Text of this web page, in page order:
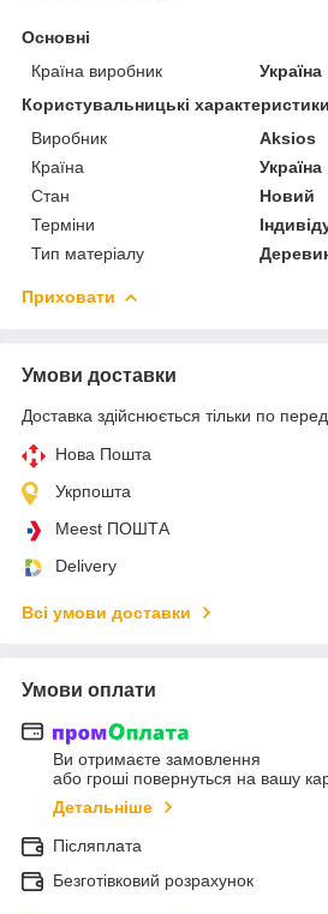
Основні
Країна виробник
Україна
Користувальницькі характеристики
Виробник
Aksios
Країна
Україна
Стан
Новий
Терміни
Тип матеріалу
Приховати
Умови доставки
Доставка здійснюється тільки по
Нова Пошта
Укрпошта
Meest ПОШТА
Delivery
Всі умови доставки
Умови оплати
Ви отримаєте замовлення
або гроші повернуться на вашу
Детальніше
Післяплата
Безготівковий розрахунок